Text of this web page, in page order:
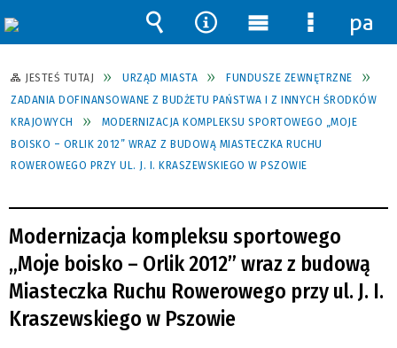
JESTEŚ TUTAJ URZĄD MIASTA
FUNDUSZE ZEWNĘTRZNE
ZADANIA DOFINANSOWANE Z BUDŻETU PAŃSTWA I Z INNYCH ŚRODKÓW
KRAJOWYCH
MODERNIZACJA KOMPLEKSU SPORTOWEGO „MOJE
BOISKO – ORLIK 2012” WRAZ Z BUDOWĄ MIASTECZKA RUCHU
ROWEROWEGO PRZY UL. J. I. KRASZEWSKIEGO W PSZOWIE
Modernizacja kompleksu sportowego
„Moje boisko – Orlik 2012” wraz z budową
Miasteczka Ruchu Rowerowego przy ul. J. I.
Kraszewskiego w Pszowie
Wyszukiwarka
Narzędzia
Menu
główne
Menu